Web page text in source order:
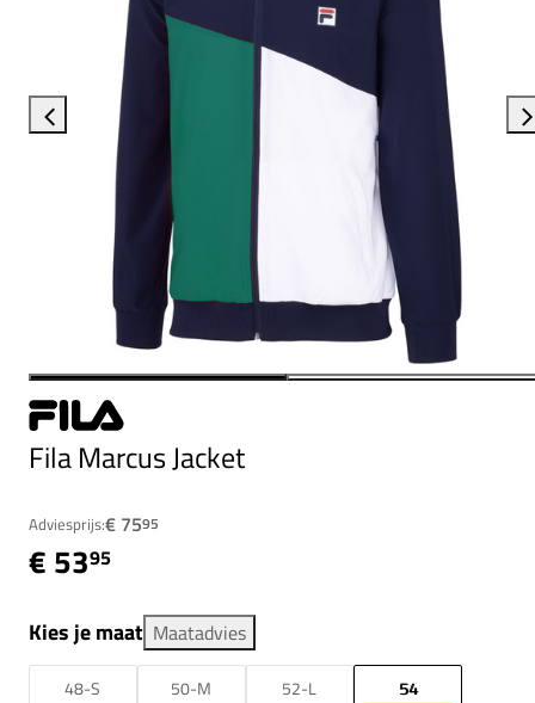
Fila Marcus Jacket
Adviesprijs:€ 7595
€ 5395
Kies je maat Maatadvies
48-S 50-M 52-L
54